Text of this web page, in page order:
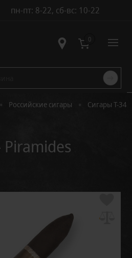
пн-пт: 8-22, сб-вс: 10-22
Контакты 0
Российские сигары Сигары Т-34